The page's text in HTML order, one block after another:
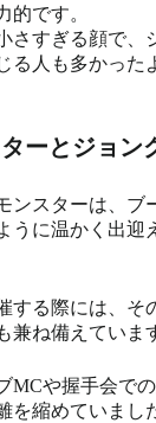
的です。
さすぎる顔で、
る人も多かった
ーとジョン
ンスターは、ブ
うに温かく出迎
する際には、そ
兼ね備えていま
MCや握手会で
を縮めていまし